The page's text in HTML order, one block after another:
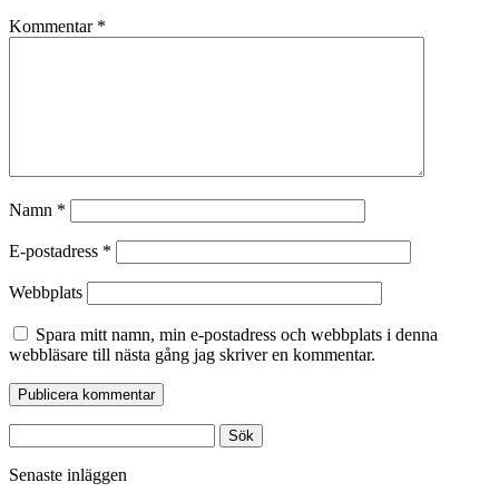
Kommentar *
Namn *
E-postadress *
Webbplats
Spara mitt namn, min e-postadress och webbplats i denna
webbläsare till nästa gång jag skriver en kommentar.
efter:
Senaste inläggen